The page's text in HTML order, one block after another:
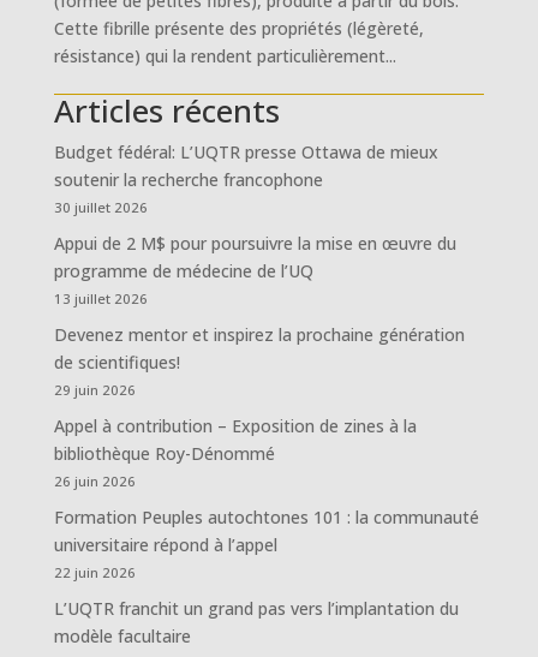
Cette fibrille présente des propriétés (légèreté,
résistance) qui la rendent particulièrement...
Articles récents
Budget fédéral: L’UQTR presse Ottawa de mieux
soutenir la recherche francophone
30 juillet 2026
Appui de 2 M$ pour poursuivre la mise en œuvre du
programme de médecine de l’UQ
13 juillet 2026
Devenez mentor et inspirez la prochaine génération
de scientifiques!
29 juin 2026
Appel à contribution – Exposition de zines à la
bibliothèque Roy-Dénommé
26 juin 2026
Formation Peuples autochtones 101 : la communauté
universitaire répond à l’appel
22 juin 2026
L’UQTR franchit un grand pas vers l’implantation du
modèle facultaire